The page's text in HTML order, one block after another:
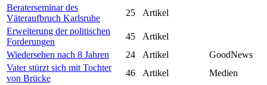
Beraterseminar des
Väteraufbruch Karlsruhe
25
Artikel
Erweiterung der politischen
Forderungen
45
Artikel
Wiedersehen nach 8 Jahren
24 Artikel
GoodNews
Vater stürzt sich mit Tochter
von Brücke
46 Artikel
Medien